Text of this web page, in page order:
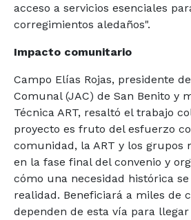
acceso a servicios esenciales
corregimientos aledaños".
Impacto comunitario
Campo Elías Rojas, presidente
Comunal (JAC) de San Benito y
Técnica ART, resaltó el trabajo
proyecto es fruto del esfuerzo
comunidad, la ART y los grupos
en la fase final del convenio y
cómo una necesidad histórica
realidad. Beneficiará a miles de
dependen de esta vía para